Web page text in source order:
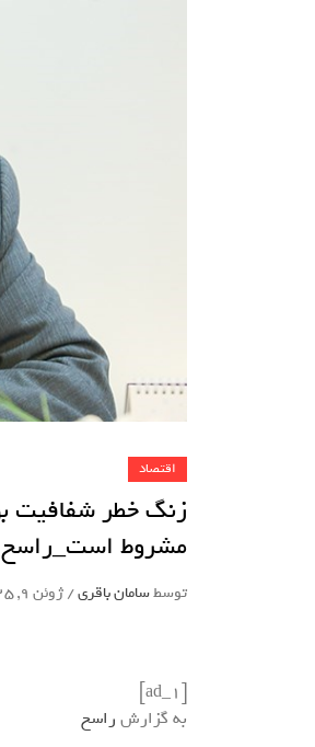
اقتصاد
مشروط است_راسخ
توسطسامان باقری/ژوئن 9, 2025
به گزارش راسخ